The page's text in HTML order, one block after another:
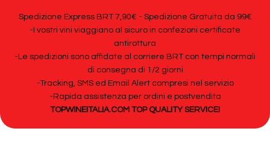
Spedizione Express BRT 7,90€ - Spedizione Gratuita da 99€
-I vostri vini viaggiano al sicuro in confezioni certificate
antirottura
-Le spedizioni sono affidate al corriere BRT con tempi normali
di consegna di 1/2 giorni
-Tracking, SMS ed Email Alert compresi nel servizio
-Rapida assistenza per ordini e postvendita
TOPWINEITALIA.COM TOP QUALITY SERVICE!